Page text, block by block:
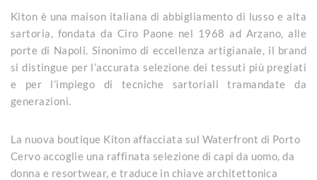
Kiton è una maison italiana di abbigliamento di lusso e alta
sartoria, fondata da Ciro Paone nel 1968 ad Arzano, alle
porte di Napoli. Sinonimo di eccellenza artigianale, il brand
si distingue per l’accurata selezione dei tessuti più pregiati
e per l’impiego di tecniche sartoriali tramandate da
generazioni.
La nuova boutique Kiton affacciata sul Waterfront di Porto
Cervo accoglie una raffinata selezione di capi da uomo, da
donna e resortwear, e traduce in chiave architettonica